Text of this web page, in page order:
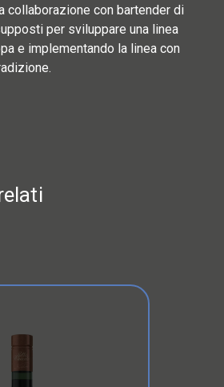
collaborazione con bartender di
per sviluppare una linea
e implementando la linea con